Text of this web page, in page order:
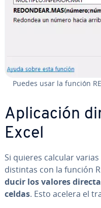
Puedes usar la función
Apli­ca­ción
Excel
Si quieres calcular
distintas con la función
du­cir los valores
celdas. Esto acelera el